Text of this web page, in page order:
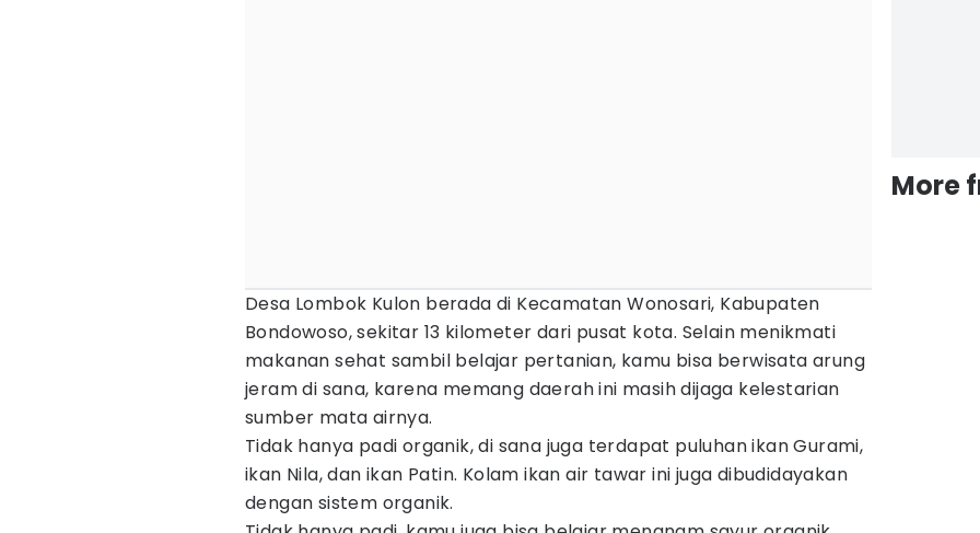
Desa Lombok Kulon berada di Kecamatan Wonosari, Kabupaten
Bondowoso, sekitar 13 kilometer dari pusat kota. Selain menikmati
makanan sehat sambil belajar pertanian, kamu bisa berwisata arung
jeram di sana, karena memang daerah ini masih dijaga kelestarian
sumber mata airnya.
Tidak hanya padi organik, di sana juga terdapat puluhan ikan Gurami,
ikan Nila, dan ikan Patin. Kolam ikan air tawar ini juga dibudidayakan
dengan sistem organik.
More